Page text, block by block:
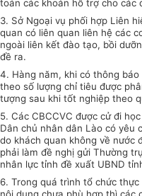
toán các khoản hỗ trợ cho các
3. Sở Ngoại vụ phối hợp Liên
quan có liên quan liên hệ các
ngoài liên kết đào tạo, bồi
đề ra.
4. Hàng năm, khi có thông
theo số lượng chỉ tiêu được
tượng sau khi tốt nghiệp theo
5. Các CBCCVC được cử đi
Dân chủ nhân dân Lào có yêu
do khách quan không về nước
phải làm đề nghị gửi Thường
nhân lực tỉnh đề xuất UBND
6. Trong quá trình tổ chức